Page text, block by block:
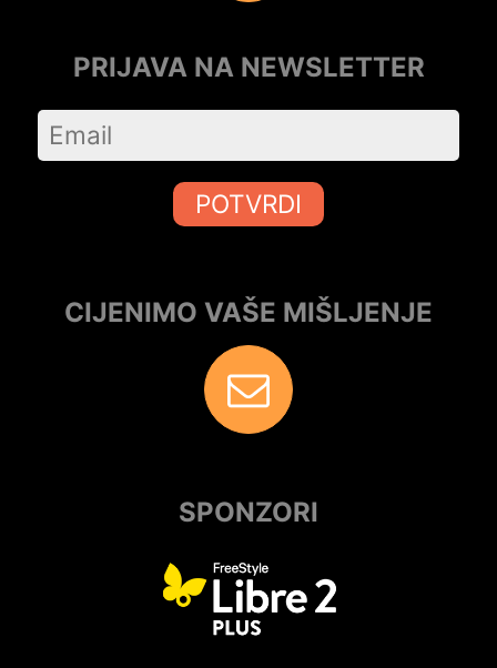
PRIJAVA NA NEWSLETTER
POTVRDI
CIJENIMO VAŠE MIŠLJENJE
SPONZORI